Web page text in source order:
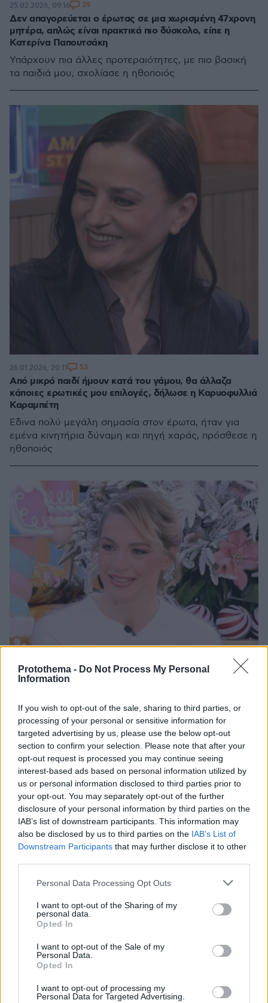
Protothema - Do Not Process My Personal
Information
If you wish to opt-out of the sale, sharing to third parties, or
processing of your personal or sensitive information for
targeted advertising by us, please use the below opt-out
section to confirm your selection. Please note that after your
opt-out request is processed you may continue seeing
interest-based ads based on personal information utilized by
us or personal information disclosed to third parties prior to
your opt-out. You may separately opt-out of the further
disclosure of your personal information by third parties on the
IAB’s list of downstream participants. This information may
also be disclosed by us to third parties on the IAB’s List of
Downstream Participants that may further disclose it to other
Please note that this website/app uses one or more Google
not limited to your visit or usage behaviour. You may click to
grant or deny consent to Google and its third-party tags to
use your data for below specified purposes in below Google
consent section.
Personal Data Processing Opt Outs
I want to opt-out of the Sharing of my
personal data.
Opted In
I want to opt-out of the Sale of my
Personal Data.
Opted In
I want to opt-out of processing my
Personal Data for Targeted Advertising.
Δεν απαγορεύεται ο έρωτας σε μια χωρισμένη 47χρονη
μητέρα, απλώς είναι πρακτικά πιο δύσκολο, είπε η
Κατερίνα Παπουτσάκη
Ύπάρχουν πια άλλες προτεραιότητες, με πιο βασική
τα παιδιά μου, σχολίασε η ηθοποιός
25.02.2026, 09:16 39
Από μικρό παιδί ήμουν κατά του γάμου, θα άλλαζα
κάποιες ερωτικές μου επιλογές, δήλωσε η Καρυοφυλλιά
Καραμπέτη
Έδινα πολύ μεγάλη σημασία στον έρωτα, ήταν για
εμένα κινητήρια δύναμη και πηγή χαράς, πρόσθεσε η
ηθοποιός
26.01.2026, 20:11 53
Η Γιούλικα Σκαφιδά εξήγησε τον λόγο που δεν θέλει να
μιλάει για την προσωπική της ζωή
Δείτε βίντεο με τη συνέντευξη της ηθοποιού
16.12.2025, 18:00 5